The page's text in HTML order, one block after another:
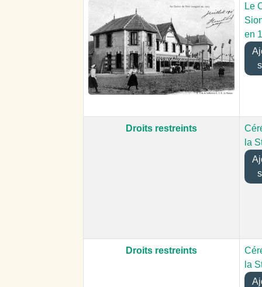
Le
en
Droits restreints
la
Droits restreints
la